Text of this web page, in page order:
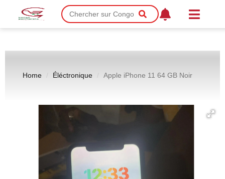
Home Éléctronique Apple iPhone 11 64 GB Noir